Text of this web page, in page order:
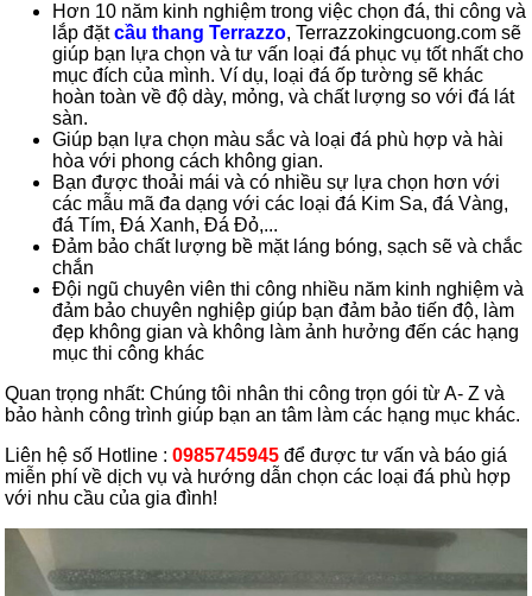
Hơn 10 năm kinh nghiệm trong việc chọn đá, thi công và
lắp đặtcầu thang Terrazzo, Terrazzokingcuong.com sẽ
giúp bạn lựa chọn và tư vấn loại đá phục vụ tốt nhất cho
mục đích của mình. Ví dụ, loại đá ốp tường sẽ khác
hoàn toàn về độ dày, mỏng, và chất lượng so với đá lát
sàn.
Giúp bạn lựa chọn màu sắc và loại đá phù hợp và hài
hòa với phong cách không gian.
Bạn được thoải mái và có nhiều sự lựa chọn hơn với
các mẫu mã đa dạng với các loại đá Kim Sa, đá Vàng,
đá Tím, Đá Xanh, Đá Đỏ,...
Đảm bảo chất lượng bề mặt láng bóng, sạch sẽ và chắc
chắn
Đội ngũ chuyên viên thi công nhiều năm kinh nghiệm và
đảm bảo chuyên nghiệp giúp bạn đảm bảo tiến độ, làm
đẹp không gian và không làm ảnh hưởng đến các hạng
mục thi công khác
Quan trọng nhất: Chúng tôi nhân thi công trọn gói từ A- Z và
bảo hành công trình giúp bạn an tâm làm các hạng mục khác.
Liên hệ số Hotline :0985745945 để được tư vấn và báo giá
miễn phí về dịch vụ và hướng dẫn chọn các loại đá phù hợp
với nhu cầu của gia đình!